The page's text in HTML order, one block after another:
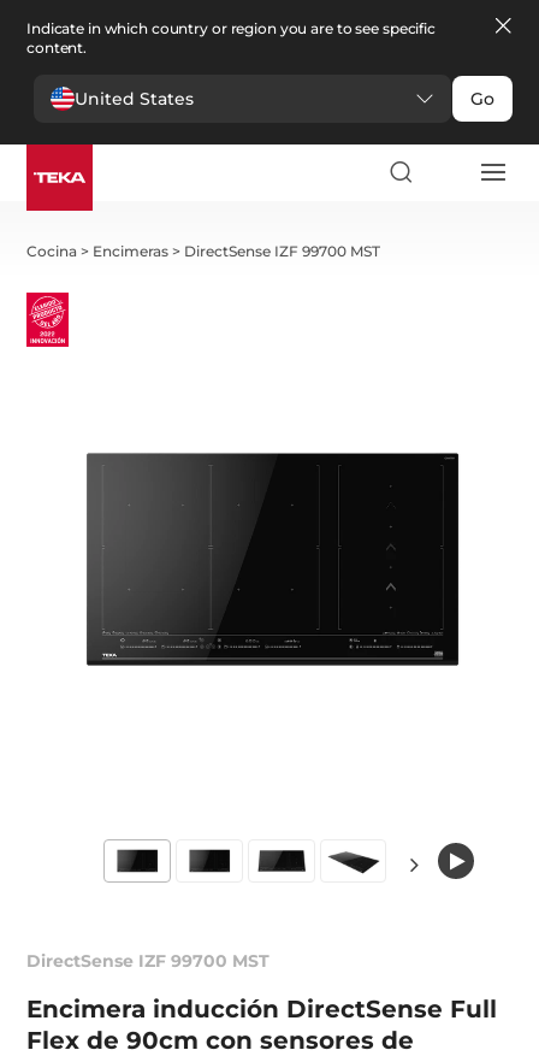
Indicate in which country or region you are to see specific
content.
United States Go
Cocina > Encimeras > DirectSense IZF 99700 MST
DirectSense IZF 99700 MST
Encimera inducción DirectSense Full
Flex de 90cm con sensores de